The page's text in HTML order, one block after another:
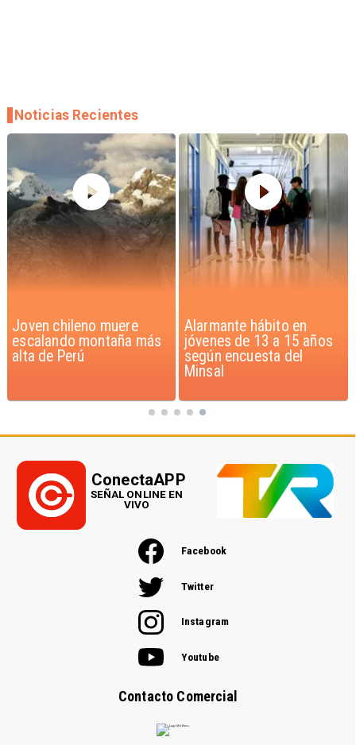
Alarmante hábito en
jóvenes de 13 a 15 años
según encuesta del
Aprueban creación del
Parque Sebastián Piñera
con inversión de $4 mil
millones
Noticias Recientes
Facebook
Twitter
Instagram
Youtube
Contacto Comercial
ConectaAPP
SEÑAL ONLINE EN
VIVO